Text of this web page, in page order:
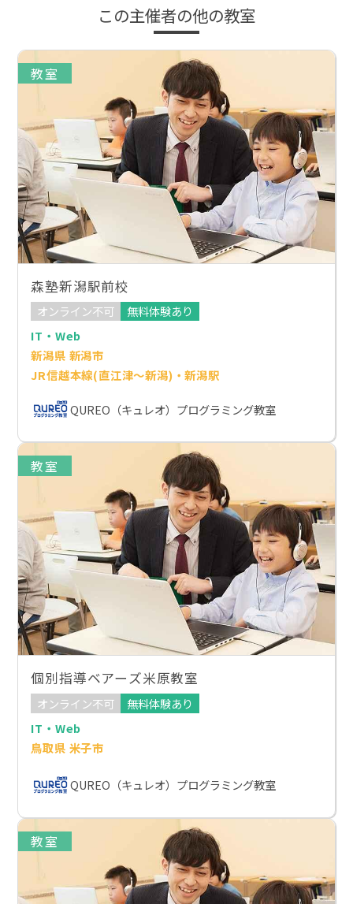
この主催者の他の教室
教室
森塾新潟駅前校
オンライン不可
無料体験あり
IT・Web
新潟県 新潟市
JR信越本線(直江津～新潟)・新潟駅
QUREO（キュレオ）プログラミング教室
教室
個別指導ベアーズ米原教室
オンライン不可
無料体験あり
IT・Web
鳥取県 米子市
QUREO（キュレオ）プログラミング教室
教室